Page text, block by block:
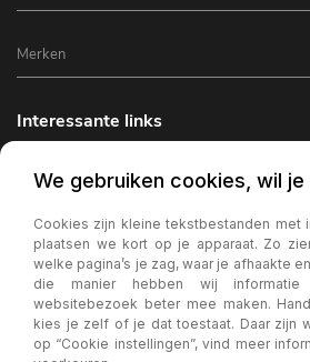
Merken
Interessante links
Horeca inrichting
Horeca terrasverlichting
Kantine inrichting
Terrasstoelen
Wachtkamer bank
We gebruiken cookies, wil je
Cookies zijn kleine tekstbestanden met
plaatsen we kort op je apparaat. Zo
welke pagina’s je zag, waar je afhaakte
die manier hebben wij
websitebezoek beter mee maken.
kies je zelf of je dat toestaat. Daar zijn
op “Cookie instellingen”, vind meer